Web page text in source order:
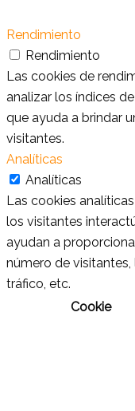
Rendimiento
Rendimiento
Las cookies de
analizar los índices
que ayuda a brindar
visitantes.
Analíticas
Analíticas
Las cookies
los visitantes
ayudan a
número de
tráfico, etc.
Cookie